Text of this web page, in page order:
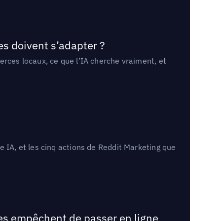
doivent s’adapter ?
locaux, ce que l’IA cherche vraiment, et
IA, et les cinq actions de Reddit Marketing que
empêchent de passer en ligne